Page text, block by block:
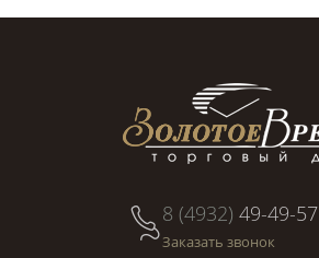
8 (4932) 49-49-57
Заказать звонок